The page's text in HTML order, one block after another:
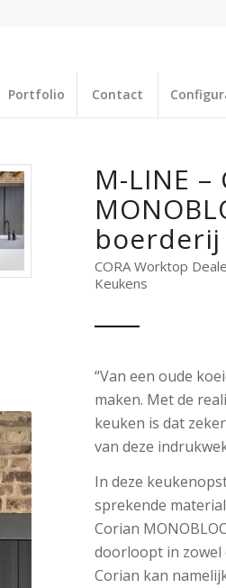
Portfolio Contact
M-LINE –
boerderij
CORA Worktop
Keukens
“Van een oude
maken. Met de
keuken is dat
van deze
In deze
sprekende
Corian
doorloopt in zowel
Corian kan